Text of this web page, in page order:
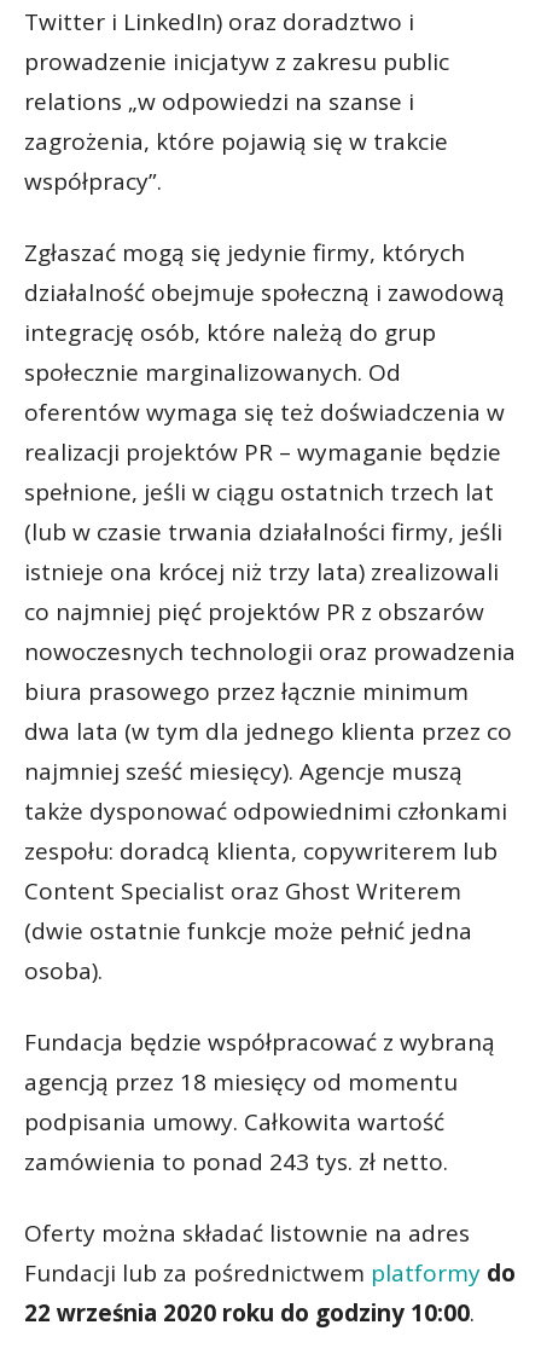
Twitter i LinkedIn) oraz doradztwo i
prowadzenie inicjatyw z zakresu public
relations „w odpowiedzi na szanse i
zagrożenia, które pojawią się w trakcie
współpracy”.
Zgłaszać mogą się jedynie firmy, których
działalność obejmuje społeczną i zawodową
integrację osób, które należą do grup
społecznie marginalizowanych. Od
oferentów wymaga się też doświadczenia w
realizacji projektów PR – wymaganie będzie
spełnione, jeśli w ciągu ostatnich trzech lat
(lub w czasie trwania działalności firmy, jeśli
istnieje ona krócej niż trzy lata) zrealizowali
co najmniej pięć projektów PR z obszarów
nowoczesnych technologii oraz prowadzenia
biura prasowego przez łącznie minimum
dwa lata (w tym dla jednego klienta przez co
najmniej sześć miesięcy). Agencje muszą
także dysponować odpowiednimi członkami
zespołu: doradcą klienta, copywriterem lub
Content Specialist oraz Ghost Writerem
(dwie ostatnie funkcje może pełnić jedna
osoba).
Fundacja będzie współpracować z wybraną
agencją przez 18 miesięcy od momentu
podpisania umowy. Całkowita wartość
zamówienia to ponad 243 tys. zł netto.
Oferty można składać listownie na adres
Fundacji lub za pośrednictwem platformy do
22 września 2020 roku do godziny 10:00.